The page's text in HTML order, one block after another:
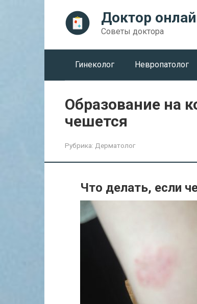
Доктор
Советы доктора
Гинеколог Невропатолог
Образование на
чешется
Рубрика: Дерматолог
Что делать, если